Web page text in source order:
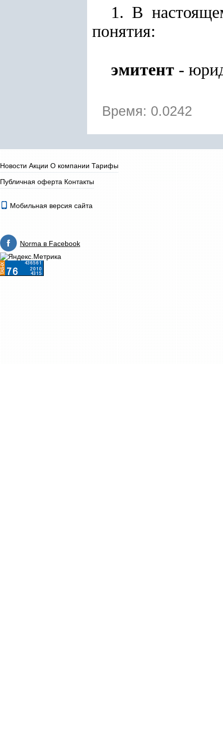
1. В
понятия:
эмитент -
Время: 0.0242
Новости Акции О компании Тарифы
Публичная оферта Контакты
Мобильная версия сайта
Norma в Facebook